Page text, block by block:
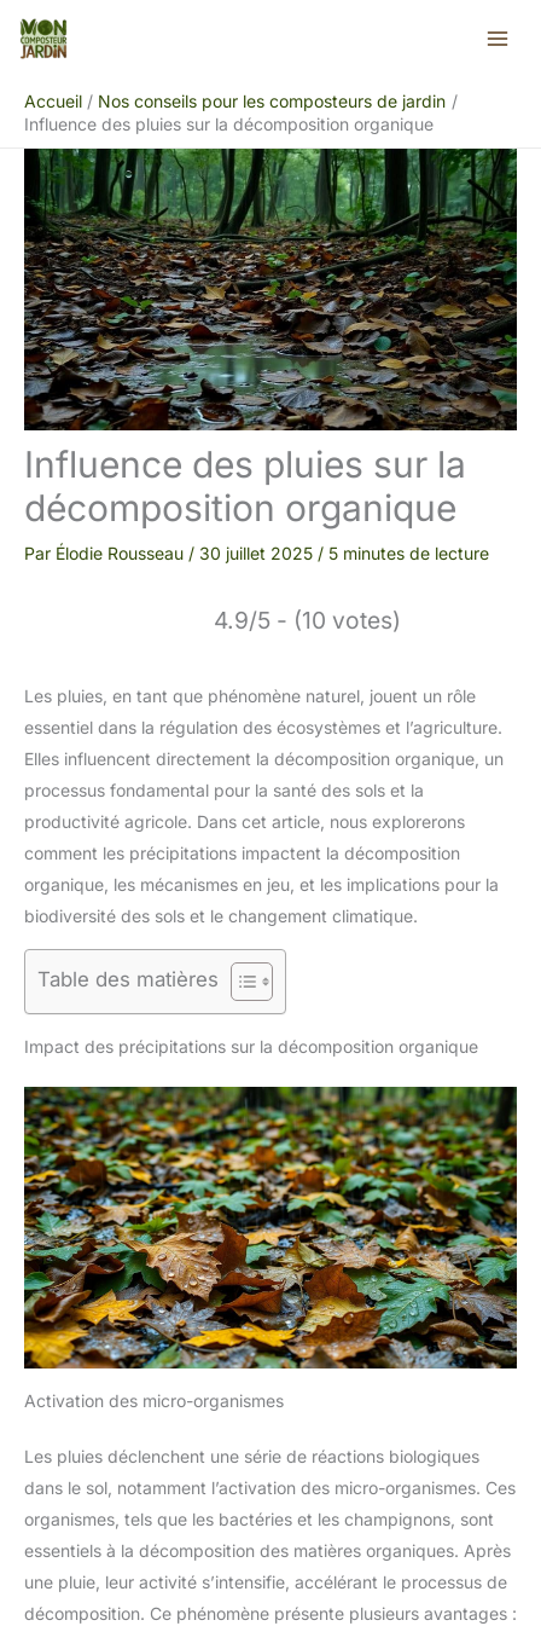
Aller
Accueil
Nos conseils pour les composteurs de jardin
Influence des pluies sur la décomposition organique
Influence des pluies sur la
décomposition organique
Par Élodie Rousseau / 30 juillet 2025 / 5 minutes de lecture
4.9/5 - (10 votes)
Les pluies, en tant que phénomène naturel, jouent un rôle
essentiel dans la régulation des écosystèmes et l’agriculture.
Elles influencent directement la décomposition organique, un
processus fondamental pour la santé des sols et la
productivité agricole. Dans cet article, nous explorerons
comment les précipitations impactent la décomposition
organique, les mécanismes en jeu, et les implications pour la
biodiversité des sols et le changement climatique.
Table des matières
Impact des précipitations sur la décomposition organique
Activation des micro-organismes
Les pluies déclenchent une série de réactions biologiques
dans le sol, notamment l’activation des micro-organismes. Ces
organismes, tels que les bactéries et les champignons, sont
essentiels à la décomposition des matières organiques. Après
une pluie, leur activité s’intensifie, accélérant le processus de
décomposition. Ce phénomène présente plusieurs avantages :
Rechercher